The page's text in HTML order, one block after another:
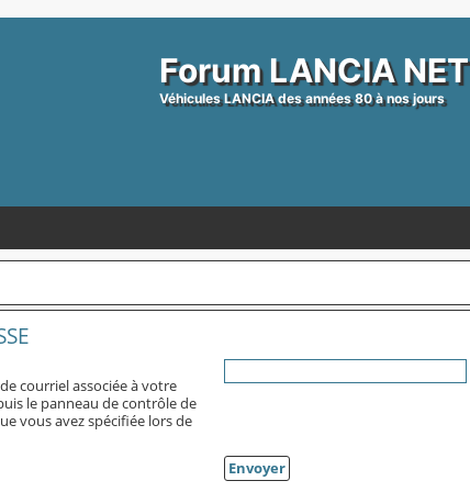
Forum LANCIA NET
Véhicules LANCIA des années 80 à nos jours
courriel associée à votre
le panneau de contrôle de
vous avez spécifiée lors de